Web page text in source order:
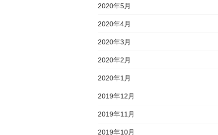
2020年5月
2020年4月
2020年3月
2020年2月
2020年1月
2019年12月
2019年11月
2019年10月